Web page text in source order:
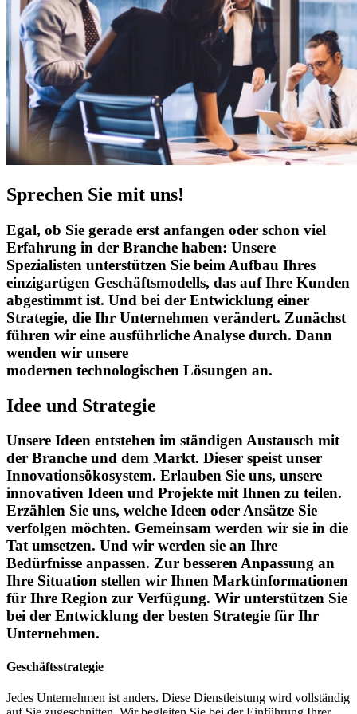
Sprechen Sie mit uns!
Egal, ob Sie gerade erst anfangen oder schon viel
Erfahrung in der Branche haben: Unsere
Spezialisten unterstützen Sie beim Aufbau Ihres
einzigartigen Geschäftsmodells, das auf Ihre Kunden
abgestimmt ist. Und bei der Entwicklung einer
Strategie, die Ihr Unternehmen verändert. Zunächst
führen wir eine ausführliche Analyse durch. Dann
wenden wir unsere
modernen technologischen Lösungen an.
Idee und Strategie
Unsere Ideen entstehen im ständigen Austausch mit
der Branche und dem Markt. Dieser speist unser
Innovationsökosystem. Erlauben Sie uns, unsere
innovativen Ideen und Projekte mit Ihnen zu teilen.
Erzählen Sie uns, welche Ideen oder Ansätze Sie
verfolgen möchten. Gemeinsam werden wir sie in die
Tat umsetzen. Und wir werden sie an Ihre
Bedürfnisse anpassen. Zur besseren Anpassung an
Ihre Situation stellen wir Ihnen Marktinformationen
für Ihre Region zur Verfügung. Wir unterstützen Sie
bei der Entwicklung der besten Strategie für Ihr
Unternehmen.
Geschäftsstrategie
Jedes Unternehmen ist anders. Diese Dienstleistung wird vollständig